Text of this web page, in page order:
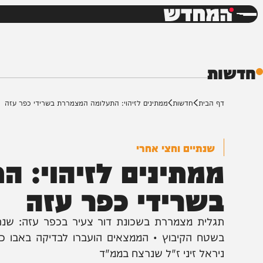
חדשות ממתינים לזיהוי: התעלומה המצמררת בשרידי כפר עזה
שנתיים וחצי אחרי
לזיהוי:
כפר עזה
מצמררת בשכונת דור צעיר בכפר עזה: שנתיים
הקיבוץ • הממצאים הועברו לבדיקה באבו כביר,